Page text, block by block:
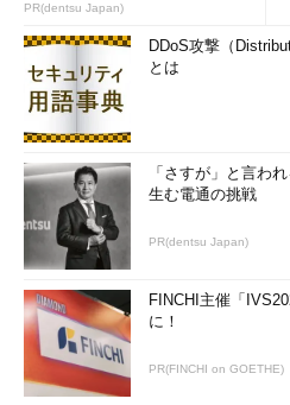
PR(dentsu Japan)
DDoS攻撃（
とは
「さすが」と言わ
生む電通の挑戦
PR(dentsu Japan)
FINCHI主催「
に！
PR(FINCHI on GOETHE)